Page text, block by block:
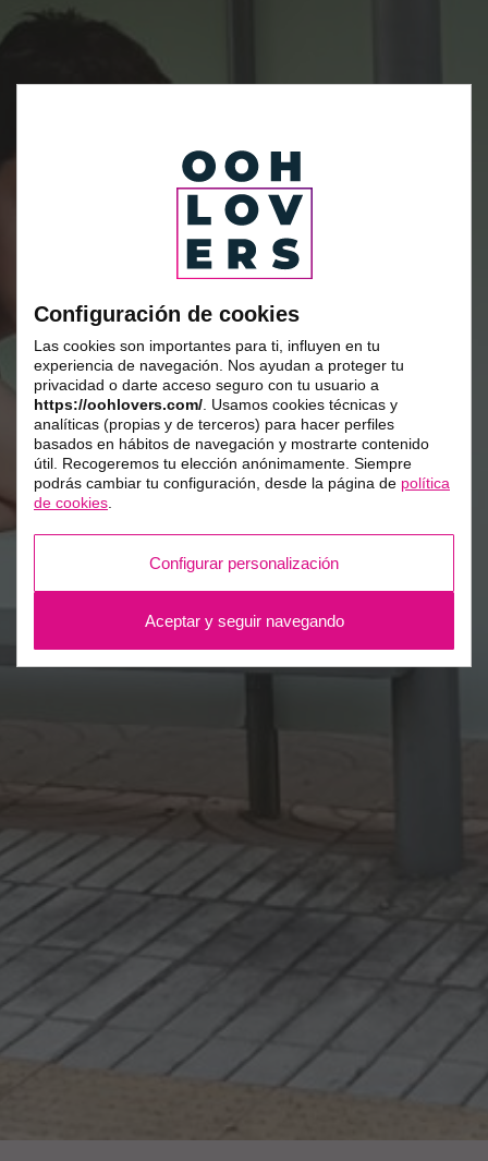
Configuración de cookies
Las cookies son importantes para ti, influyen en tu
experiencia de navegación. Nos ayudan a proteger tu
privacidad o darte acceso seguro con tu usuario a
https://oohlovers.com/ . Usamos cookies técnicas y
analíticas (propias y de terceros) para hacer perfiles
basados en hábitos de navegación y mostrarte contenido
útil. Recogeremos tu elección anónimamente. Siempre
podrás cambiar tu configuración, desde la página de política
de cookies
Configurar personalización
Aceptar y seguir navegando